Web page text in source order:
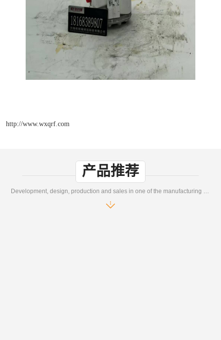
http://www.wxqrf.com
产品推荐
Development, design, production and sales in one of the manufacturing enterprises